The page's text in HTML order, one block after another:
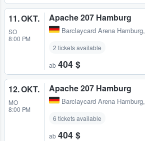
11. OKT.
SO
8:00 PM
Apache 207 Hamburg
Barclaycard Arena Hamburg,
2 tickets available
ab 404 $
12. OKT.
MO
8:00 PM
Apache 207 Hamburg
Barclaycard Arena Hamburg,
6 tickets available
ab 404 $